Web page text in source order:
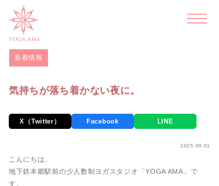
YOGA AMA
ホーム> 気持ちが落ち着かない夜に。
新着情報
気持ちが落ち着かない夜に。
X（Twitter） Facebook LINE
2025.09.01
こんにちは。
地下鉄本郷駅前の少人数制ヨガスタジオ「YOGA AMA」で
す。